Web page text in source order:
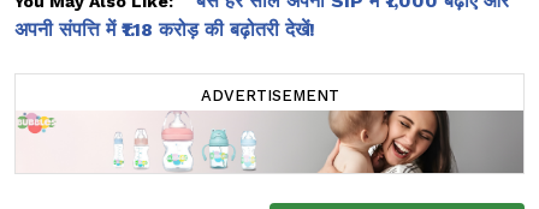
अपनी संपत्ति में ₹1.18 करोड़ की बढ़ोतरी देखें!
ADVERTISEMENT